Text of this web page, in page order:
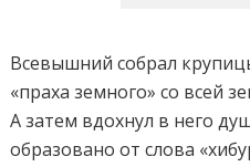
Всевышний собрал
«праха земного» со всей
А затем вдохнул в него
образовано от слова